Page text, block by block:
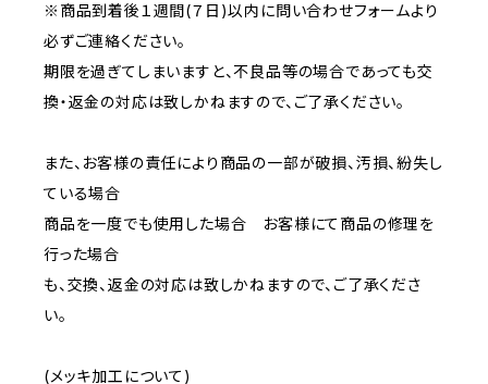
※商品到着後１週間(７日)以内に問い合わせフォームより
必ずご連絡ください。
期限を過ぎてしまいますと、不良品等の場合であっても交
換・返金の対応は致しかねますので、ご了承ください。
また、お客様の責任により商品の一部が破損、汚損、紛失し
ている場合
商品を一度でも使用した場合 お客様にて商品の修理を
行った場合
も、交換、返金の対応は致しかねますので、ご了承くださ
い。
(メッキ加工について)